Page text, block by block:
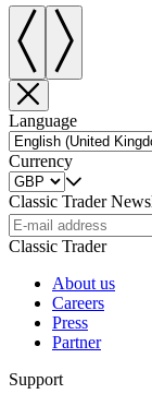
Language
Currency
Classic Trader
Classic Trader
About us
Careers
Press
Partner
Support